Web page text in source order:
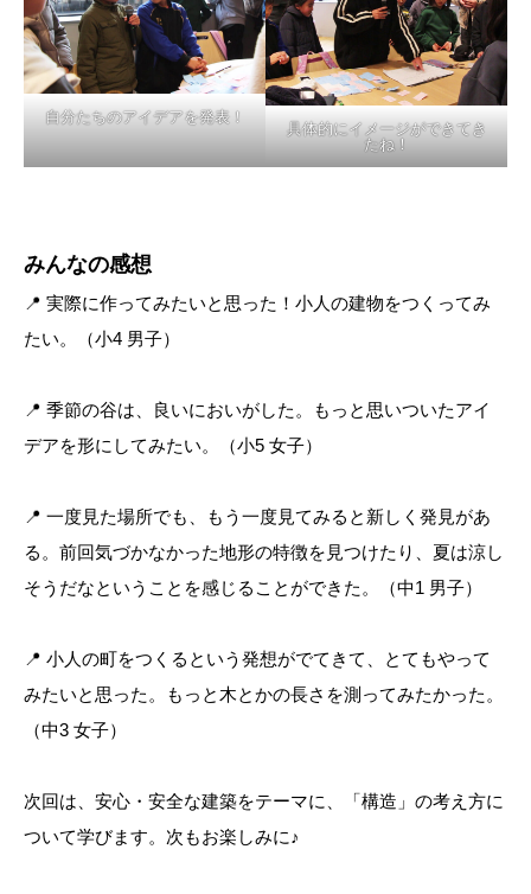
自分たちのアイデアを発表！
具体的にイメージができてき
たね！
みんなの感想
📍 実際に作ってみたいと思った！小人の建物をつくってみ
たい。（小4 男子）
📍 季節の谷は、良いにおいがした。もっと思いついたアイ
デアを形にしてみたい。（小5 女子）
📍 一度見た場所でも、もう一度見てみると新しく発見があ
る。前回気づかなかった地形の特徴を見つけたり、夏は涼し
そうだなということを感じることができた。（中1 男子）
📍 小人の町をつくるという発想がでてきて、とてもやって
みたいと思った。もっと木とかの長さを測ってみたかった。
（中3 女子）
次回は、安心・安全な建築をテーマに、「構造」の考え方に
ついて学びます。次もお楽しみに♪